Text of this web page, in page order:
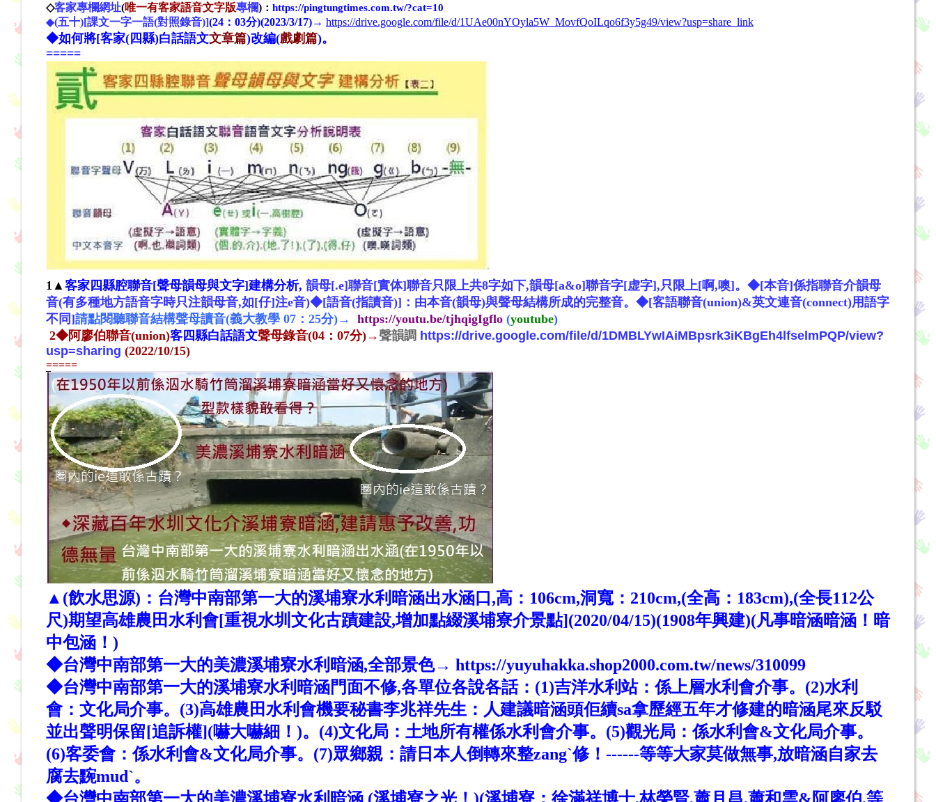
◇客家專欄網址(唯一有客家語音文字版專欄)： https://pingtungtimes.com.tw/?cat=10
◆(五十)[課文一字一語(對照錄音)](24：03分)(2023/3/17)→ https://drive.google.com/file/d/1UAe00nYOyla5W_MovfQoILqo6f3y5g49/view?usp=share_link
◆如何將[客家(四縣)白話語文文章篇)改編(戲劇篇)。
=====
1▲ 客家四縣腔聯音[聲母韻母與文字]建構分析, 韻母[.e]聯音[實体]聯音只限上共8字如下,韻母[a&o]聯音字[虚字],只限上[啊,噢]。◆[本音]係指聯音介韻母
音(有多種地方語音字時只注韻母音,如[仔]注e音)◆[語音(指讀音)]：由本音(韻母)與聲母結構所成的完整音。◆[客語聯音(union)&英文連音(connect)用語字
不同]請點閱聽聯音結構聲母讀音(義大教學 07：25分)→ https://youtu.be/tjhqigIgflo(youtube)
2◆阿廖伯聯音(union)客四縣白話語文聲母錄音(04：07分)→聲韻調 https://drive.google.com/file/d/1DMBLYwIAiMBpsrk3iKBgEh4lfselmPQP/view?
usp=sharing (2022/10/15)
=====
▲(飲水思源)：台灣中南部第一大的溪埔寮水利暗涵出水涵口,高：106cm,洞寬：210cm,(全高：183cm),(全長112公
尺)期望高雄農田水利會[重視水圳文化古蹟建設,增加點綴溪埔寮介景點](2020/04/15)(1908年興建)(凡事暗涵暗涵！暗
中包涵！)
◆台灣中南部第一大的美濃溪埔寮水利暗涵,全部景色→ https://yuyuhakka.shop2000.com.tw/news/310099
◆台灣中南部第一大的溪埔寮水利暗涵門面不修,各單位各說各話：(1)吉洋水利站：係上層水利會介事。(2)水利
會：文化局介事。(3)高雄農田水利會機要秘書李兆祥先生：人建議暗涵頭佢續sa拿歷經五年才修建的暗涵尾來反駁
並出聲明保留[追訴權](嚇大嚇細！)。(4)文化局：土地所有權係水利會介事。(5)觀光局：係水利會&文化局介事。
(6)客委會：係水利會&文化局介事。(7)眾鄉親：請日本人倒轉來整zangˋ修！------等等大家莫做無事,放暗涵自家去
腐去黦mudˋ。